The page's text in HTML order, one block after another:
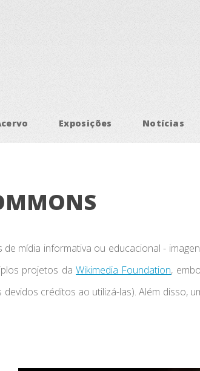
Exposições Notícias
mídia informativa ou educacional -
projetos daWikimedia Foundation,
créditos ao utilizá-las). Além disso,